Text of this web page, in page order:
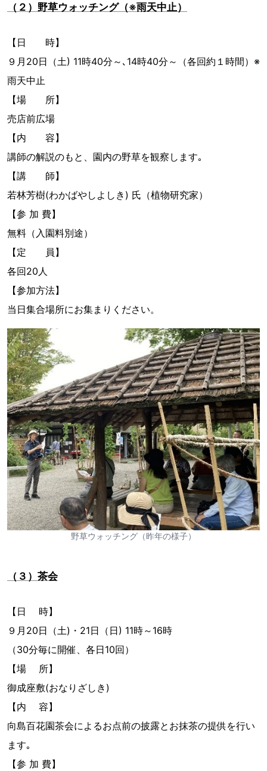
（２）野草ウォッチング（※雨天中止）
【日 時】
９月20日（土) 11時40分～､14時40分～（各回約１時間）※
雨天中止
【場 所】
売店前広場
【内 容】
講師の解説のもと、園内の野草を観察します｡
【講 師】
若林芳樹(わかばやしよしき) 氏（植物研究家）
【参 加 費】
無料（入園料別途）
【定 員】
各回20人
【参加方法】
当日集合場所にお集まりください。
野草ウォッチング（昨年の様子）
（３）茶会
【日 時】
９月20日（土)・21日（日) 11時～16時
（30分毎に開催、各日10回）
【場 所】
御成座敷(おなりざしき)
【内 容】
向島百花園茶会によるお点前の披露とお抹茶の提供を行い
ます｡
【参 加 費】